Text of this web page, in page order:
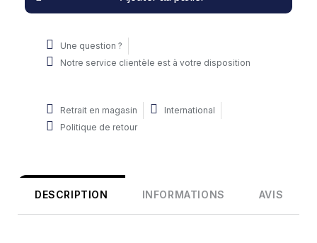
Une question ?
Notre service clientèle est à votre disposition
Retrait en magasin
International
Politique de retour
DESCRIPTION INFORMATIONS AVIS